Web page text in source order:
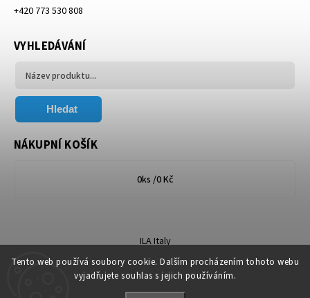
Tento web používá soubory cookie. Dalším procházením tohoto webu
vyjadřujete souhlas s jejich používáním.
+420 773 530 808
VYHLEDÁVÁNÍ
Hledat
NÁKUPNÍ KOŠÍK
0ks /0 Kč
ILA Italy